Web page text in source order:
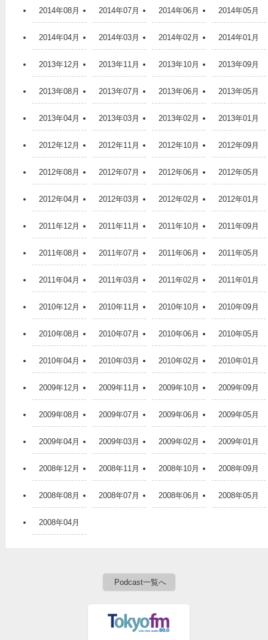
2014年08月 2014年07月 2014年06月 2014年05月
2014年04月 2014年03月 2014年02月 2014年01月
2013年12月 2013年11月 2013年10月 2013年09月
2013年08月 2013年07月 2013年06月 2013年05月
2013年04月 2013年03月 2013年02月 2013年01月
2012年12月 2012年11月 2012年10月 2012年09月
2012年08月 2012年07月 2012年06月 2012年05月
2012年04月 2012年03月 2012年02月 2012年01月
2011年12月 2011年11月 2011年10月 2011年09月
2011年08月 2011年07月 2011年06月 2011年05月
2011年04月 2011年03月 2011年02月 2011年01月
2010年12月 2010年11月 2010年10月 2010年09月
2010年08月 2010年07月 2010年06月 2010年05月
2010年04月 2010年03月 2010年02月 2010年01月
2009年12月 2009年11月 2009年10月 2009年09月
2009年08月 2009年07月 2009年06月 2009年05月
2009年04月 2009年03月 2009年02月 2009年01月
2008年12月 2008年11月 2008年10月 2008年09月
2008年08月 2008年07月 2008年06月 2008年05月
2008年04月
Podcast一覧へ